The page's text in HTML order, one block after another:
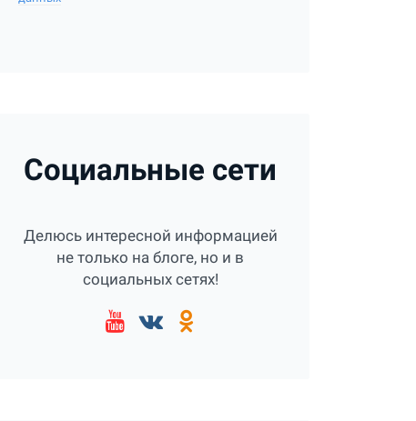
Социальные сети
Делюсь интересной информацией
не только на блоге, но и в
социальных сетях!